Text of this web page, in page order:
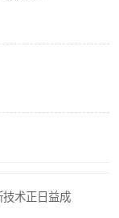
术正日益成